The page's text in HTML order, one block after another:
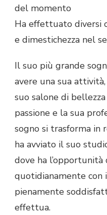
del momento
Ha effettuato diversi
e dimestichezza nel
Il suo più grande
avere una sua
suo salone di
passione e la sua
sogno si trasforma in
ha avviato il suo
dove ha l’opportunità
quotidianamente con
pienamente
effettua.